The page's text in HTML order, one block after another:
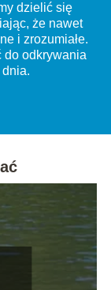
dzielić się
że nawet
i zrozumiałe.
do odkrywania